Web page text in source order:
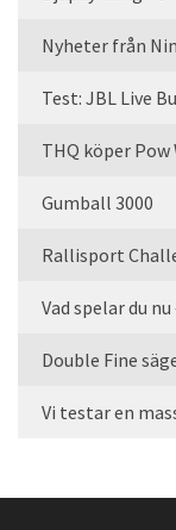
Nyheter från
Test: JBL Live
THQ köper
Gumball 3000
Rallisport
Vad spelar du
Double Fine
Vi testar en